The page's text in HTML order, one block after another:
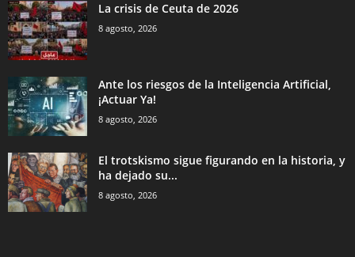
La crisis de Ceuta de 2026
8 agosto, 2026
Ante los riesgos de la Inteligencia Artificial,
¡Actuar Ya!
8 agosto, 2026
El trotskismo sigue figurando en la historia, y
ha dejado su...
8 agosto, 2026